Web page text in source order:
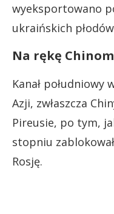
wyeksportowano
ukraińskich
Na rękę Chinom
Kanał
Azji, zwłaszcza
Pireusie, po tym,
stopniu
Rosję.